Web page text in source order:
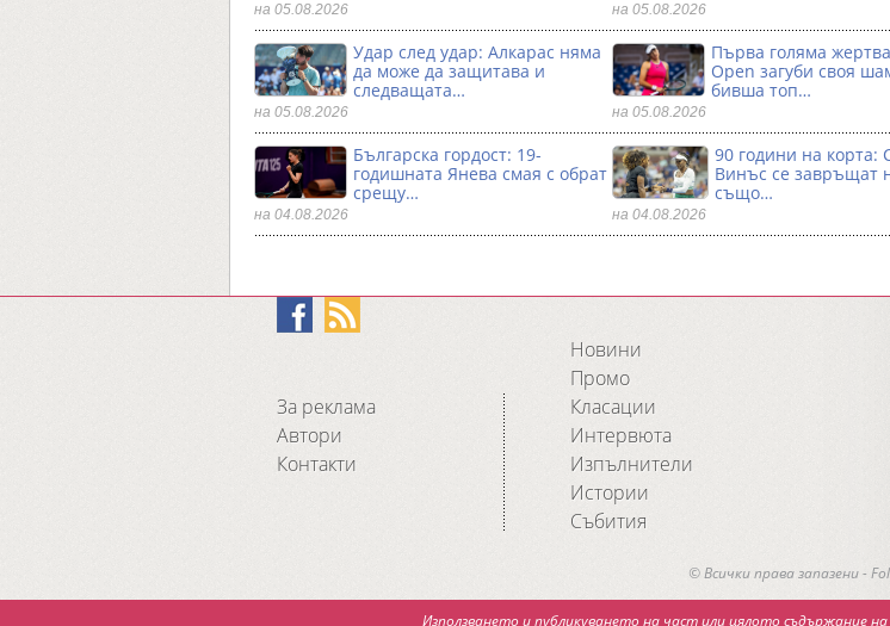
на 05.08.2026 на 05.08.2026
Удар след удар: Алкарас няма
да може да защитава и
следващата…
на 05.08.2026
Първа гoляма
Open загуби своя
бивша топ…
на 05.08.2026
Българска гордост: 19-
годишната Янева смая с обрат
срещу…
на 04.08.2026
90 години на корта:
Винъс се зaвръщат
също…
на 04.08.2026
За реклама
Автори
Контакти
Новини
Промо
Класации
Интервюта
Изпълнители
Истории
Събития
© Всички права запазени -
Използването и публикуването на част или цялото съдържание